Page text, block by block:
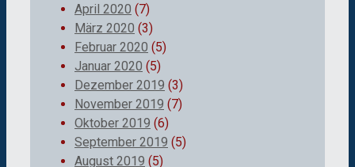
April 2020 (7)
März 2020 (3)
Februar 2020 (5)
Januar 2020 (5)
Dezember 2019 (3)
November 2019 (7)
Oktober 2019 (6)
September 2019 (5)
August 2019 (5)